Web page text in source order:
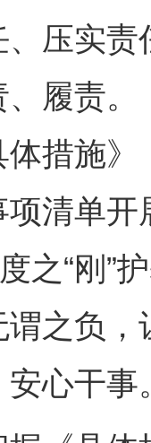
压实
履责
措施
清单开
之“刚”
之负
心干事